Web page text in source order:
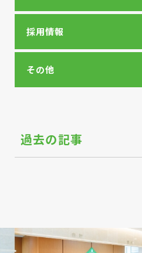
採用情報
その他
過去の記事